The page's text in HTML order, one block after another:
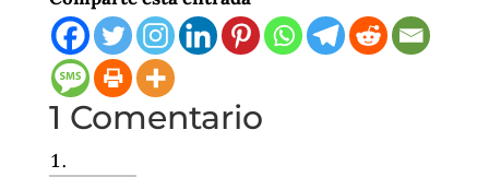
1 Comentario